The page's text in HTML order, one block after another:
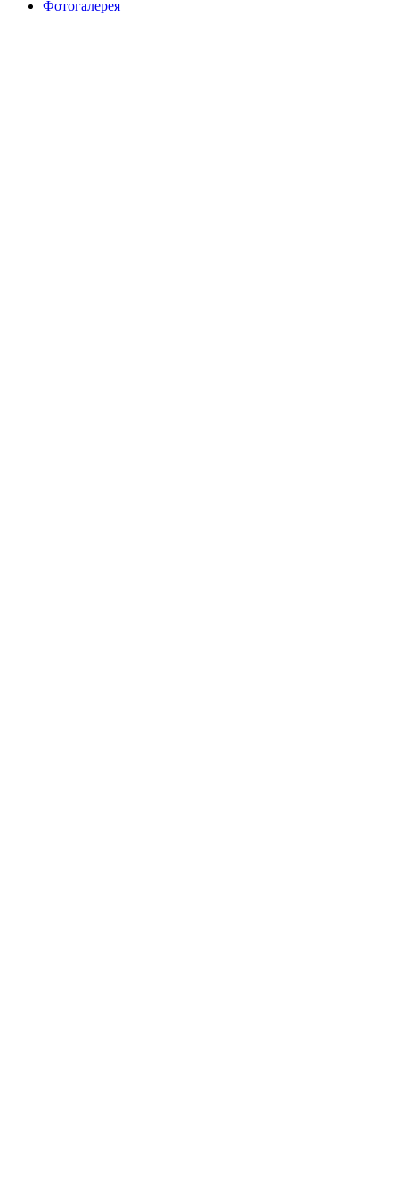
Фотогалерея